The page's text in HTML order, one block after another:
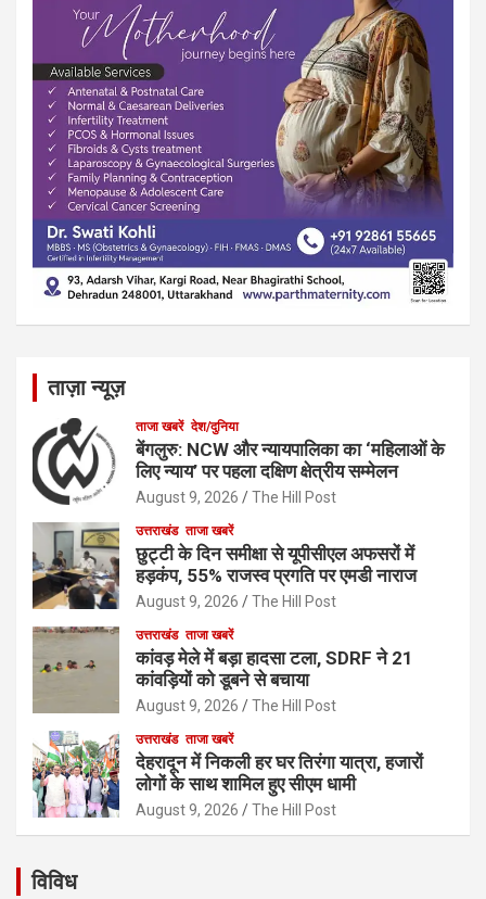
ताज़ा न्यूज़
ताजा खबरें देश/दुनिया
बेंगलुरु: NCW और न्यायपालिका का ‘महिलाओं के
लिए न्याय’ पर पहला दक्षिण क्षेत्रीय सम्मेलन
August 9, 2026 The Hill Post
उत्तराखंड ताजा खबरें
छुट्टी के दिन समीक्षा से यूपीसीएल अफसरों में
हड़कंप, 55% राजस्व प्रगति पर एमडी नाराज
August 9, 2026 The Hill Post
उत्तराखंड ताजा खबरें
कांवड़ मेले में बड़ा हादसा टला, SDRF ने 21
कांवड़ियों को डूबने से बचाया
August 9, 2026 The Hill Post
उत्तराखंड ताजा खबरें
देहरादून में निकली हर घर तिरंगा यात्रा, हजारों
लोगों के साथ शामिल हुए सीएम धामी
August 9, 2026 The Hill Post
विविध